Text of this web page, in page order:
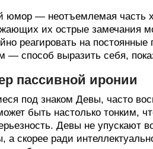
юмор — неотъемлемая часть
их острые замечания
реагировать на
— способ выразить себя,
пассивной иронии
под знаком Девы, часто
быть настолько тонким,
Девы не упускают
а скорее ради